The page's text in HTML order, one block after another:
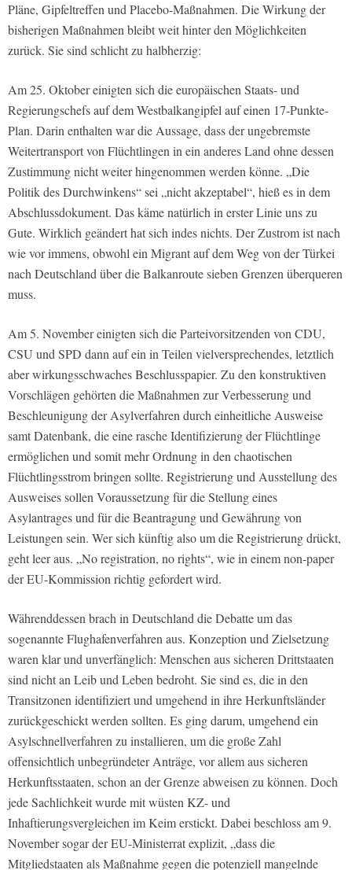
Pläne, Gipfeltreffen und Placebo-Maßnahmen. Die Wirkung der
bisherigen Maßnahmen bleibt weit hinter den Möglichkeiten
zurück. Sie sind schlicht zu halbherzig:
Am 25. Oktober einigten sich die europäischen Staats- und
Regierungschefs auf dem Westbalkangipfel auf einen 17-Punkte-
Plan. Darin enthalten war die Aussage, dass der ungebremste
Weitertransport von Flüchtlingen in ein anderes Land ohne dessen
Zustimmung nicht weiter hingenommen werden könne. „Die
Politik des Durchwinkens“ sei „nicht akzeptabel“, hieß es in dem
Abschlussdokument. Das käme natürlich in erster Linie uns zu
Gute. Wirklich geändert hat sich indes nichts. Der Zustrom ist nach
wie vor immens, obwohl ein Migrant auf dem Weg von der Türkei
nach Deutschland über die Balkanroute sieben Grenzen überqueren
muss.
Am 5. November einigten sich die Parteivorsitzenden von CDU,
CSU und SPD dann auf ein in Teilen vielversprechendes, letztlich
aber wirkungsschwaches Beschlusspapier. Zu den konstruktiven
Vorschlägen gehörten die Maßnahmen zur Verbesserung und
Beschleunigung der Asylverfahren durch einheitliche Ausweise
samt Datenbank, die eine rasche Identifizierung der Flüchtlinge
ermöglichen und somit mehr Ordnung in den chaotischen
Flüchtlingsstrom bringen sollte. Registrierung und Ausstellung des
Ausweises sollen Voraussetzung für die Stellung eines
Asylantrages und für die Beantragung und Gewährung von
Leistungen sein. Wer sich künftig also um die Registrierung drückt,
geht leer aus. „No registration, no rights“, wie in einem non-paper
der EU-Kommission richtig gefordert wird.
Währenddessen brach in Deutschland die Debatte um das
sogenannte Flughafenverfahren aus. Konzeption und Zielsetzung
waren klar und unverfänglich: Menschen aus sicheren Drittstaaten
sind nicht an Leib und Leben bedroht. Sie sind es, die in den
Transitzonen identifiziert und umgehend in ihre Herkunftsländer
zurückgeschickt werden sollten. Es ging darum, umgehend ein
Asylschnellverfahren zu installieren, um die große Zahl
offensichtlich unbegründeter Anträge, vor allem aus sicheren
Herkunftsstaaten, schon an der Grenze abweisen zu können. Doch
jede Sachlichkeit wurde mit wüsten KZ- und
Inhaftierungsvergleichen im Keim erstickt. Dabei beschloss am 9.
November sogar der EU-Ministerrat explizit, „dass die
Mitgliedstaaten als Maßnahme gegen die potenziell mangelnde